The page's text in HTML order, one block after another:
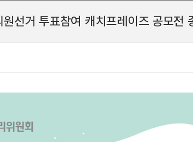
선거 투표참여 캐치프레이즈 공모전